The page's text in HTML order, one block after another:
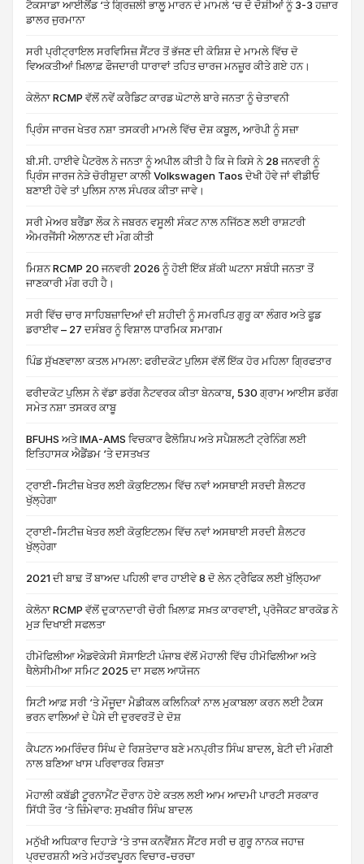
ਟੈਕਸਾਡਾ ਆਈਲੈਂਡ ‘ਤੇ ਗ੍ਰਿਜ਼ਲੀ ਭਾਲੂ ਮਾਰਨ ਦੇ ਮਾਮਲੇ ‘ਚ ਦੋ ਦੋਸ਼ੀਆਂ ਨੂੰ 3-3 ਹਜ਼ਾਰ
ਡਾਲਰ ਜੁਰਮਾਨਾ
ਸਰੀ ਪ੍ਰੀਟ੍ਰਾਇਲ ਸਰਵਿਸਿਜ਼ ਸੈਂਟਰ ਤੋਂ ਭੱਜਣ ਦੀ ਕੋਸ਼ਿਸ਼ ਦੇ ਮਾਮਲੇ ਵਿੱਚ ਦੋ
ਵਿਅਕਤੀਆਂ ਖ਼ਿਲਾਫ਼ ਫੌਜਦਾਰੀ ਧਾਰਾਵਾਂ ਤਹਿਤ ਚਾਰਜ ਮਨਜ਼ੂਰ ਕੀਤੇ ਗਏ ਹਨ।
ਕੇਲੋਨਾ RCMP ਵੱਲੋਂ ਨਵੇਂ ਕਰੈਡਿਟ ਕਾਰਡ ਘੋਟਾਲੇ ਬਾਰੇ ਜਨਤਾ ਨੂੰ ਚੇਤਾਵਨੀ
ਪ੍ਰਿੰਸ ਜਾਰਜ ਖੇਤਰ ਨਸ਼ਾ ਤਸਕਰੀ ਮਾਮਲੇ ਵਿੱਚ ਦੋਸ਼ ਕਬੂਲ, ਆਰੋਪੀ ਨੂੰ ਸਜ਼ਾ
ਬੀ.ਸੀ. ਹਾਈਵੇ ਪੈਟਰੋਲ ਨੇ ਜਨਤਾ ਨੂੰ ਅਪੀਲ ਕੀਤੀ ਹੈ ਕਿ ਜੇ ਕਿਸੇ ਨੇ 28 ਜਨਵਰੀ ਨੂੰ
ਪ੍ਰਿੰਸ ਜਾਰਜ ਨੇੜੇ ਚੋਰੀਸ਼ੁਦਾ ਕਾਲੀ Volkswagen Taos ਦੇਖੀ ਹੋਵੇ ਜਾਂ ਵੀਡੀਓ
ਬਣਾਈ ਹੋਵੇ ਤਾਂ ਪੁਲਿਸ ਨਾਲ ਸੰਪਰਕ ਕੀਤਾ ਜਾਵੇ।
ਸਰੀ ਮੇਅਰ ਬਰੈਂਡਾ ਲੌਕ ਨੇ ਜਬਰਨ ਵਸੂਲੀ ਸੰਕਟ ਨਾਲ ਨਜਿੱਠਣ ਲਈ ਰਾਸ਼ਟਰੀ
ਐਮਰਜੈਂਸੀ ਐਲਾਨਣ ਦੀ ਮੰਗ ਕੀਤੀ
ਮਿਸ਼ਨ RCMP 20 ਜਨਵਰੀ 2026 ਨੂੰ ਹੋਈ ਇੱਕ ਸ਼ੱਕੀ ਘਟਨਾ ਸਬੰਧੀ ਜਨਤਾ ਤੋਂ
ਜਾਣਕਾਰੀ ਮੰਗ ਰਹੀ ਹੈ।
ਸਰੀ ਵਿੱਚ ਚਾਰ ਸਾਹਿਬਜ਼ਾਦਿਆਂ ਦੀ ਸ਼ਹੀਦੀ ਨੂੰ ਸਮਰਪਿਤ ਗੁਰੂ ਕਾ ਲੰਗਰ ਅਤੇ ਫੂਡ
ਡਰਾਈਵ – 27 ਦਸੰਬਰ ਨੂੰ ਵਿਸ਼ਾਲ ਧਾਰਮਿਕ ਸਮਾਗਮ
ਪਿੰਡ ਸੁੱਖਣਵਾਲਾ ਕਤਲ ਮਾਮਲਾ: ਫਰੀਦਕੋਟ ਪੁਲਿਸ ਵੱਲੋਂ ਇੱਕ ਹੋਰ ਮਹਿਲਾ ਗ੍ਰਿਫਤਾਰ
ਫਰੀਦਕੋਟ ਪੁਲਿਸ ਨੇ ਵੱਡਾ ਡਰੱਗ ਨੈਟਵਰਕ ਕੀਤਾ ਬੇਨਕਾਬ, 530 ਗ੍ਰਾਮ ਆਈਸ ਡਰੱਗ
ਸਮੇਤ ਨਸ਼ਾ ਤਸਕਰ ਕਾਬੂ
BFUHS ਅਤੇ IMA-AMS ਵਿਚਕਾਰ ਫੈਲੋਸ਼ਿਪ ਅਤੇ ਸਪੈਸ਼ਲਟੀ ਟ੍ਰੇਨਿੰਗ ਲਈ
ਇਤਿਹਾਸਕ ਐਡੈਂਡਮ ‘ਤੇ ਦਸਤਖਤ
ਟ੍ਰਾਈ-ਸਿਟੀਜ਼ ਖੇਤਰ ਲਈ ਕੋਕੁਇਟਲਮ ਵਿੱਚ ਨਵਾਂ ਅਸਥਾਈ ਸਰਦੀ ਸ਼ੈਲਟਰ
ਖੁੱਲ੍ਹੇਗਾ
ਟ੍ਰਾਈ-ਸਿਟੀਜ਼ ਖੇਤਰ ਲਈ ਕੋਕੁਇਟਲਮ ਵਿੱਚ ਨਵਾਂ ਅਸਥਾਈ ਸਰਦੀ ਸ਼ੈਲਟਰ
ਖੁੱਲ੍ਹੇਗਾ
2021 ਦੀ ਬਾਢ਼ ਤੋਂ ਬਾਅਦ ਪਹਿਲੀ ਵਾਰ ਹਾਈਵੇ 8 ਦੋ ਲੇਨ ਟ੍ਰੈਫਿਕ ਲਈ ਖੁੱਲ੍ਹਿਆ
ਕੇਲੋਨਾ RCMP ਵੱਲੋਂ ਦੁਕਾਨਦਾਰੀ ਚੋਰੀ ਖ਼ਿਲਾਫ਼ ਸਖ਼ਤ ਕਾਰਵਾਈ, ਪ੍ਰੋਜੈਕਟ ਬਾਰਕੋਡ ਨੇ
ਮੁੜ ਦਿਖਾਈ ਸਫਲਤਾ
ਹੀਮੋਫਿਲੀਆ ਐਡਵੋਕੇਸੀ ਸੋਸਾਇਟੀ ਪੰਜਾਬ ਵੱਲੋਂ ਮੋਹਾਲੀ ਵਿੱਚ ਹੀਮੋਫਿਲੀਆ ਅਤੇ
ਥੈਲੇਸੀਮੀਆ ਸਮਿਟ 2025 ਦਾ ਸਫਲ ਆਯੋਜਨ
ਸਿਟੀ ਆਫ਼ ਸਰੀ ‘ਤੇ ਮੌਜੂਦਾ ਮੈਡੀਕਲ ਕਲਿਨਿਕਾਂ ਨਾਲ ਮੁਕਾਬਲਾ ਕਰਨ ਲਈ ਟੈਕਸ
ਭਰਨ ਵਾਲਿਆਂ ਦੇ ਪੈਸੇ ਦੀ ਦੁਰਵਰਤੋਂ ਦੇ ਦੋਸ਼
ਕੈਪਟਨ ਅਮਰਿੰਦਰ ਸਿੰਘ ਦੇ ਰਿਸ਼ਤੇਦਾਰ ਬਣੇ ਮਨਪ੍ਰੀਤ ਸਿੰਘ ਬਾਦਲ, ਬੇਟੀ ਦੀ ਮੰਗਣੀ
ਨਾਲ ਬਣਿਆ ਖਾਸ ਪਰਿਵਾਰਕ ਰਿਸ਼ਤਾ
ਮੋਹਾਲੀ ਕਬੱਡੀ ਟੂਰਨਾਮੈਂਟ ਦੌਰਾਨ ਹੋਏ ਕਤਲ ਲਈ ਆਮ ਆਦਮੀ ਪਾਰਟੀ ਸਰਕਾਰ
ਸਿੱਧੀ ਤੌਰ ‘ਤੇ ਜ਼ਿੰਮੇਵਾਰ: ਸੁਖਬੀਰ ਸਿੰਘ ਬਾਦਲ
ਮਨੁੱਖੀ ਅਧਿਕਾਰ ਦਿਹਾੜੇ ‘ਤੇ ਤਾਜ ਕਨਵੈਂਸ਼ਨ ਸੈਂਟਰ ਸਰੀ ਚ ਗੁਰੂ ਨਾਨਕ ਜਹਾਜ਼
ਪ੍ਰਦਰਸ਼ਨੀ ਅਤੇ ਮਹੱਤਵਪੂਰਨ ਵਿਚਾਰ-ਚਰਚਾ